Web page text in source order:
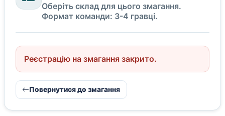
Оберіть склад для цього змагання.
Формат команди: 3-4 гравці.
Реєстрацію на змагання закрито.
Повернутися до змагання